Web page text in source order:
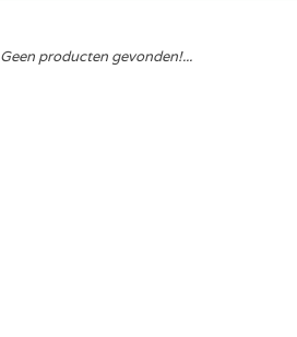
Geen producten gevonden!...